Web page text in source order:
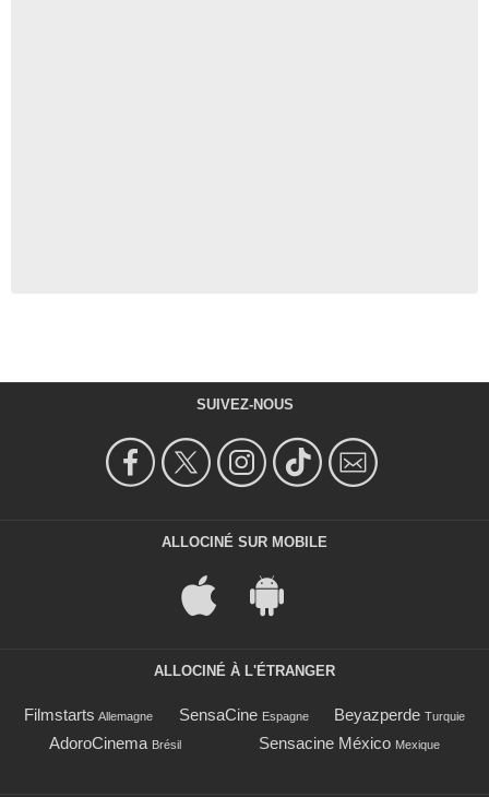
SUIVEZ-NOUS
ALLOCINÉ SUR MOBILE
ALLOCINÉ À L'ÉTRANGER
Filmstarts Allemagne SensaCine Espagne Beyazperde Turquie
AdoroCinema Brésil Sensacine México Mexique